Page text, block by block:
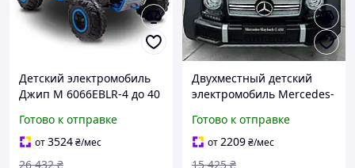
Детский электромобиль
Джип M 6066EBLR-4 до 40
Готово к отправке
от3524₴/мес
26 432 ₴
Двухместный детский
электромобиль Mercedes-
Черный
Готово к отправке
от2209₴/мес
15 425 ₴